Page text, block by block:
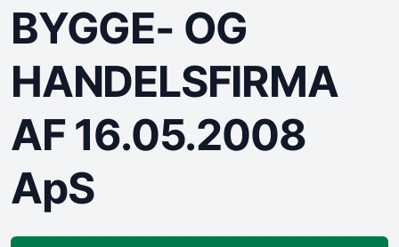
BYGGE- OG
HANDELSFIRMA
AF 16.05.2008
ApS